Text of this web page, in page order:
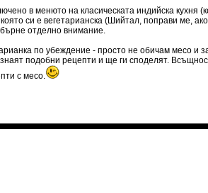
в менюто на класическата индийска
си е вегетарианска (Шийтал, поправи ме,
отделно внимание.
по убеждение - просто не обичам месо и
подобни рецепти и ще ги споделят.
с месо.